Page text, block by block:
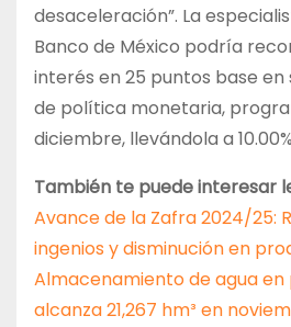
desaceleración”. La
Banco de México podría
interés en 25 puntos base en
de política monetaria,
diciembre, llevándola a
También te puede interesar
Avance de la Zafra 2024/25:
ingenios y disminución en
Almacenamiento de agua
alcanza 21,267 hm³ en